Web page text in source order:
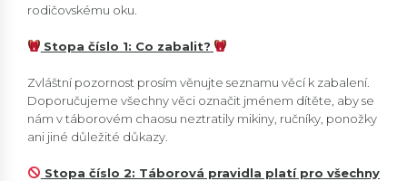
rodičovskému oku.
Stopa číslo 1: Co zabalit?
Zvláštní pozornost prosím věnujte seznamu věcí k zabalení.
Doporučujeme všechny věci označit jménem dítěte, aby se
nám v táborovém chaosu neztratily mikiny, ručníky, ponožky
ani jiné důležité důkazy.
Stopa číslo 2: Táborová pravidla platí pro všechny